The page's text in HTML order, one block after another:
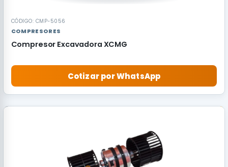
CÓDIGO: CMP-5056
COMPRESORES
Compresor Excavadora XCMG
Cotizar por WhatsApp